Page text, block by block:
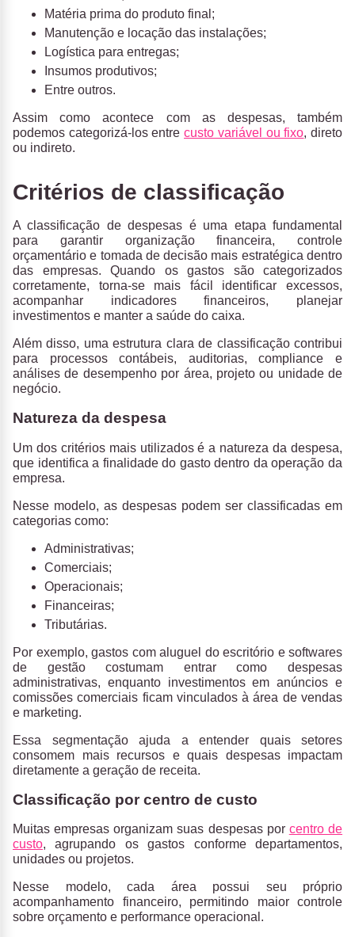
Matéria prima do produto final;
Manutenção e locação das instalações;
Logística para entregas;
Insumos produtivos;
Entre outros.
Assim como acontece com as despesas, também
podemos categorizá-los entrecusto variável ou fixo, direto
ou indireto.
Critérios de classificação
A classificação de despesas é uma etapa fundamental
para garantirorganização financeira, controle
orçamentárioe tomada de decisão mais estratégicadentro
das empresas. Quando os gastos são categorizados
corretamente, torna-se mais fácil identificar excessos,
acompanhar indicadores financeiros, planejar
investimentos e manter a saúde do caixa.
Além disso, umaestrutura clara de classificaçãocontribui
para processos contábeis, auditorias, compliance e
análises de desempenho por área, projeto ou unidade de
negócio.
Natureza da despesa
Um dos critérios mais utilizados é a natureza da despesa,
que identifica a finalidade do gasto dentro da operação da
empresa.
Nesse modelo, as despesas podem ser classificadas em
categorias como:
Administrativas;
Comerciais;
Operacionais;
Financeiras;
Tributárias.
Por exemplo, gastos com aluguel do escritório e softwares
de gestão costumam entrar como despesas
administrativas, enquanto investimentos em anúncios e
comissões comerciais ficam vinculados à área de vendas
e marketing.
Essa segmentação ajuda a entender quais setores
consomem mais recursos e quais despesas impactam
diretamente a geração de receita.
Classificação por centro de custo
Muitas empresas organizam suas despesas por centro de
custo, agrupando os gastos conforme departamentos,
unidades ou projetos.
Nesse modelo, cada área possui seu próprio
acompanhamento financeiro, permitindo maior controle
sobre orçamento e performance operacional.